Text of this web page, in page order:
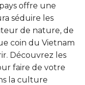
offre une
séduire les
de nature, de
coin du Vietnam
Découvrez les
faire de votre
la culture